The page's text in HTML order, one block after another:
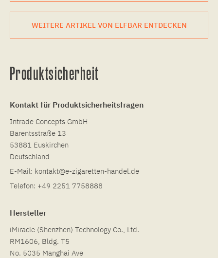
WEITERE ARTIKEL VON ELFBAR ENTDECKEN
Produktsicherheit
Kontakt für Produktsicherheitsfragen
Intrade Concepts GmbH
Barentsstraße 13
53881 Euskirchen
Deutschland
E-Mail: kontakt@e-zigaretten-handel.de
Telefon: +49 2251 7758888
Hersteller
iMiracle (Shenzhen) Technology Co., Ltd.
RM1606, Bldg. T5
No. 5035 Manghai Ave